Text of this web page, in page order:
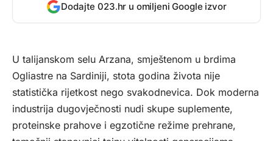
Dodajte 023.hr u omiljeni Google izvor
U talijanskom selu Arzana, smještenom u brdima
Ogliastre na Sardiniji, stota godina života nije
statistička rijetkost nego svakodnevica. Dok moderna
industrija dugovječnosti nudi skupe suplemente,
proteinske prahove i egzotične režime prehrane,